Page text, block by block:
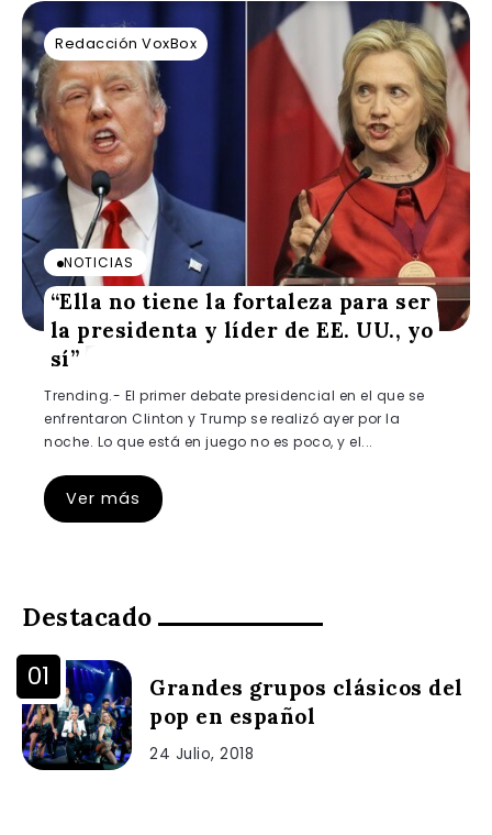
Redacción VoxBox
NOTICIAS
“Ella no tiene la fortaleza para ser
la presidenta y líder de EE. UU., yo
sí”
Trending.- El primer debate presidencial en el que se
enfrentaron Clinton y Trump se realizó ayer por la
noche. Lo que está en juego no es poco, y el...
Ver más
Destacado
Grandes grupos clásicos del
pop en español
24 Julio, 2018